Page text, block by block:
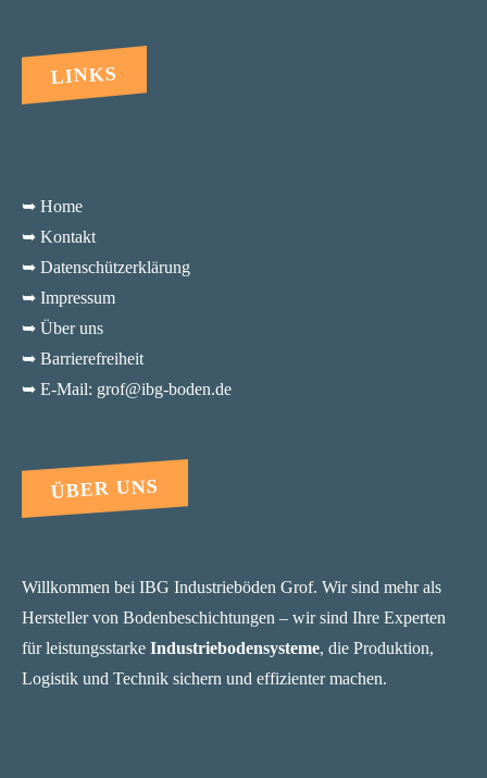
LINKS
➥ Home
➥ Kontakt
➥ Datenschützerklärung
➥ Impressum
➥ Über uns
➥ Barrierefreiheit
➥ E-Mail: grof@ibg-boden.de
ÜBER UNS
Willkommen bei IBG Industrieböden Grof. Wir sind mehr als
Hersteller von Bodenbeschichtungen – wir sind Ihre Experten
für leistungsstarke Industriebodensysteme, die Produktion,
Logistik und Technik sichern und effizienter machen.